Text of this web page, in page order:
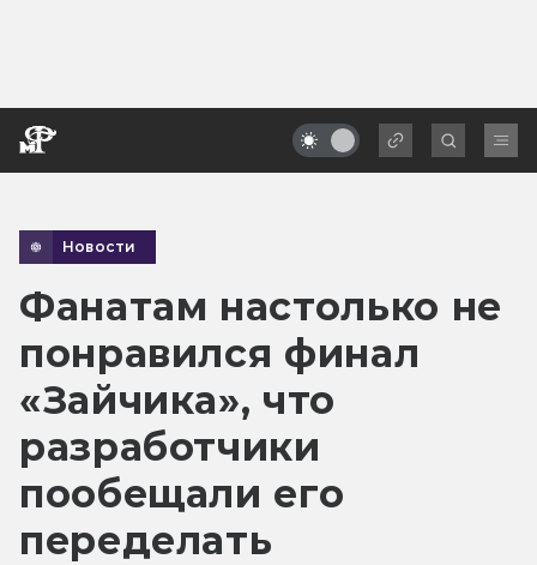
Новости
Фанатам настолько не
понравился финал
«Зайчика», что
разработчики
пообещали его
переделать